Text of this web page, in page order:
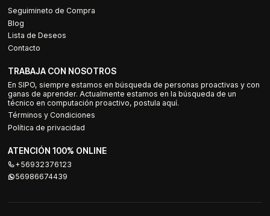
Seguimineto de Compra
Blog
Lista de Deseos
Contacto
TRABAJA CON NOSOTROS
En SIPO, siempre estamos en búsqueda de personas proactivas y con
ganas de aprender. Actualmente estamos en la búsqueda de un
técnico en computación proactivo, postula aquí.
Términos y Condiciones
Política de privacidad
ATENCIÓN 100% ONLINE
+56932376123
56986674439